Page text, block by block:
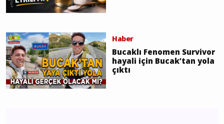
Haber
Bucaklı Fenomen Survivor
hayali için Bucak’tan yola
çıktı